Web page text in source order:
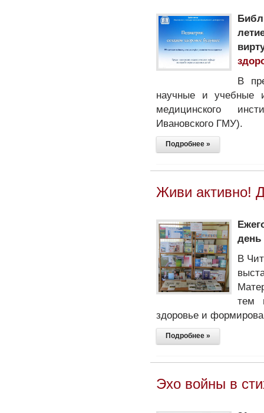
В
научные и учебные
медицинского
Ивановского ГМУ).
Подробнее »
Живи активно!
день
В
тем
здоровье и
Подробнее »
Эхо войны в